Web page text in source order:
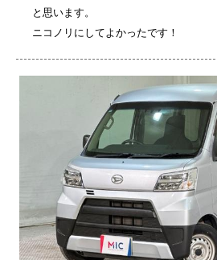
と思います。
ニコノリにしてよかったです！